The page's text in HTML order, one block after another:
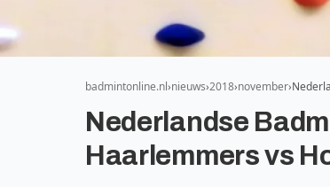
badmintonline.nl nieuws 2018 november
Nederlandse
Haarlemmers vs